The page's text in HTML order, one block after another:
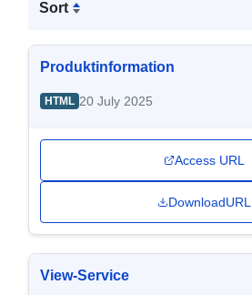
Sort
Produktinformation
HTML 20 July 2025
Access URL
DownloadURL
View-Service